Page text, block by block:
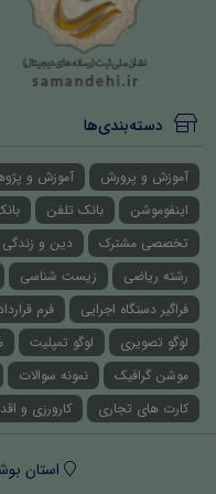
دسته‌بندی‌ها
آموزش و پرورش آموزش و
اینفوموشن
بانک تلفن
تخصصی مشترک
دین و
رشته ریاضی
زیست شناسی
فراگیر دستگاه اجرایی
فرم قرارداد
لوگو تصویری
لوگو تمپلیت
موشن گرافیک
نمونه سوالات
کارت های تجاری
کارورزی و
استان